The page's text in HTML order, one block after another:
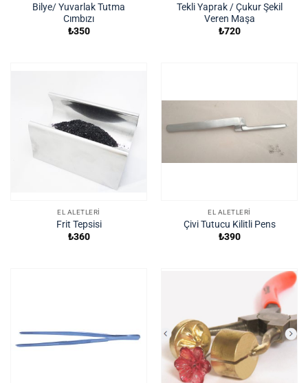
Bilye/ Yuvarlak Tutma
Cımbızı
₺350
Tekli Yaprak / Çukur Şekil
Veren Maşa
₺720
EL ALETLERI
Frit Tepsisi
₺360
EL ALETLERI
Çivi Tutucu Kilitli Pens
₺390